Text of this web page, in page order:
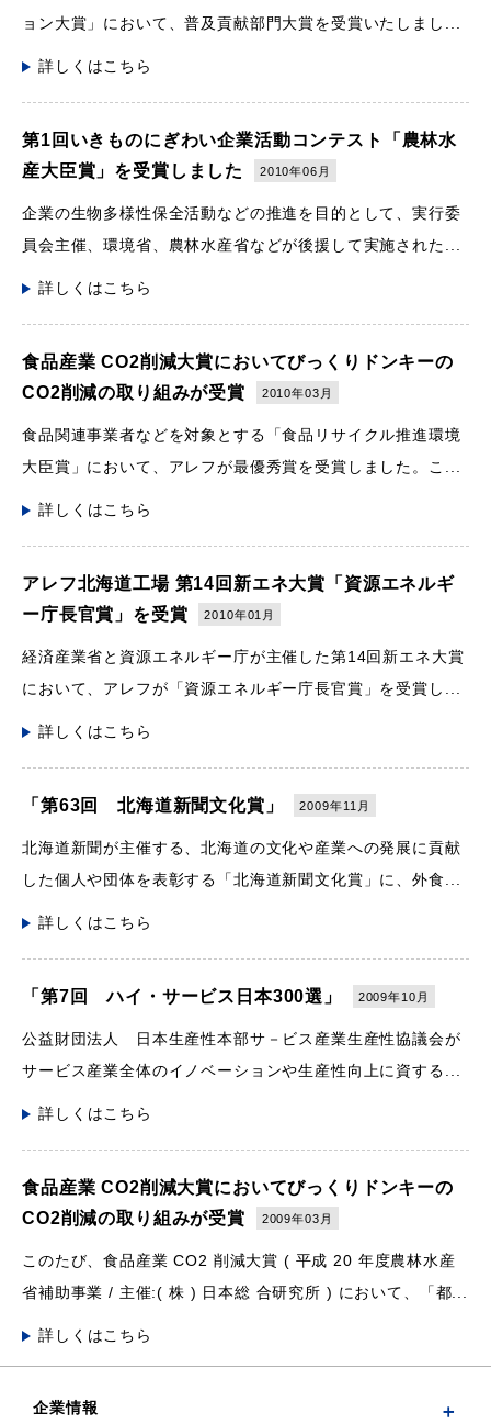
ョン大賞」において、普及貢献部門大賞を受賞いたしまし...
詳しくはこちら
第1回いきものにぎわい企業活動コンテスト「農林水
産大臣賞」を受賞しました
2010年06月
企業の生物多様性保全活動などの推進を目的として、実行委
員会主催、環境省、農林水産省などが後援して実施された...
詳しくはこちら
食品産業 CO2削減大賞においてびっくりドンキーの
CO2削減の取り組みが受賞
2010年03月
食品関連事業者などを対象とする「食品リサイクル推進環境
大臣賞」において、アレフが最優秀賞を受賞しました。こ...
詳しくはこちら
アレフ北海道工場 第14回新エネ大賞「資源エネルギ
ー庁長官賞」を受賞
2010年01月
経済産業省と資源エネルギー庁が主催した第14回新エネ大賞
において、アレフが「資源エネルギー庁長官賞」を受賞し...
詳しくはこちら
「第63回 北海道新聞文化賞」 2009年11月
北海道新聞が主催する、北海道の文化や産業への発展に貢献
した個人や団体を表彰する「北海道新聞文化賞」に、外食...
詳しくはこちら
「第7回 ハイ・サービス日本300選」 2009年10月
公益財団法人 日本生産性本部サ－ビス産業生産性協議会が
サービス産業全体のイノベーションや生産性向上に資する...
詳しくはこちら
食品産業 CO2削減大賞においてびっくりドンキーの
CO2削減の取り組みが受賞
2009年03月
このたび、食品産業 CO2 削減大賞 ( 平成 20 年度農林水産
省補助事業 / 主催:( 株 ) 日本総 合研究所 ) において、「都...
詳しくはこちら
企業情報